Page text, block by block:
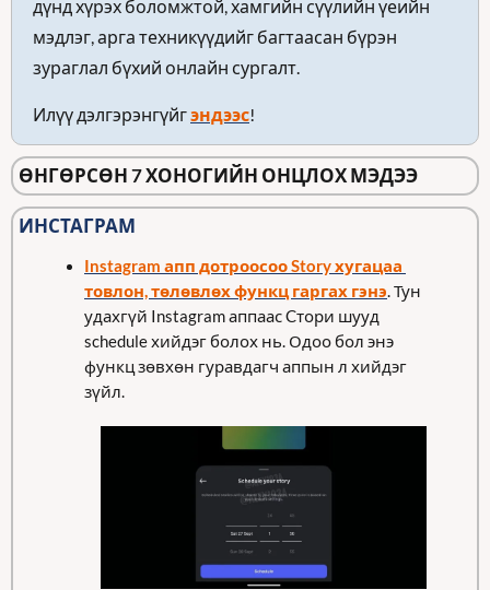
дүнд хүрэх боломжтой, хамгийн сүүлийн үеийн
мэдлэг, арга техникүүдийг багтаасан бүрэн
зураглал бүхий онлайн сургалт.
Илүү дэлгэрэнгүйг эндээс!
ӨНГӨРСӨН 7 ХОНОГИЙН ОНЦЛОХ МЭДЭЭ
ИНСТАГРАМ
Instagram апп дотроосоо Story хугацаа
товлон, төлөвлөх функц гаргах гэнэ. Тун
удахгүй Instagram аппаас Cтори шууд
schedule хийдэг болох нь. Одоо бол энэ
функц зөвхөн гуравдагч аппын л хийдэг
зүйл.